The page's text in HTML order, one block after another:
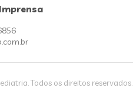
Todos os direitos reservados.